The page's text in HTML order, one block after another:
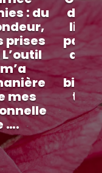
: du
prises
mes
….
par
des
très